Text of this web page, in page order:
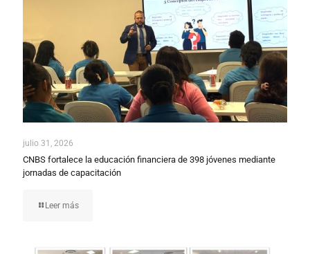
julio 31, 2026
CNBS fortalece la educación financiera de 398 jóvenes mediante
jornadas de capacitación
Leer más